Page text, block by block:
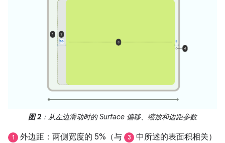
图 2 ：从左边滑动时的 Surface 偏移、缩放和边距参数
1 外边距：两侧宽度的 5%（与 3 中所述的表面积相关）